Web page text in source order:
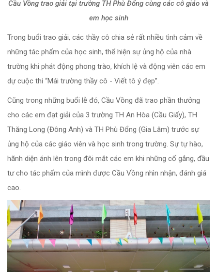
Cầu Vồng trao giải tại trường TH Phù Đổng cùng các cô giáo và
em học sinh
Trong buổi trao giải, các thầy cô chia sẻ rất nhiều tình cảm về
những tác phẩm của học sinh, thể hiện sự ủng hộ của nhà
trường khi phát động phong trào, khích lệ và động viên các em
dự cuộc thi “Mái trường thầy cô - Viết tô ý đẹp”.
Cũng trong những buổi lễ đó, Cầu Vồng đã trao phần thưởng
cho các em đạt giải của 3 trường TH An Hòa (Cầu Giấy), TH
Thăng Long (Đông Anh) và TH Phù Đổng (Gia Lâm) trước sự
ủng hộ của các giáo viên và học sinh trong trường. Sự tự hào,
hãnh diện ánh lên trong đôi mắt các em khi những cố gắng, đầu
tư cho tác phẩm của mình được Cầu Vồng nhìn nhận, đánh giá
cao.